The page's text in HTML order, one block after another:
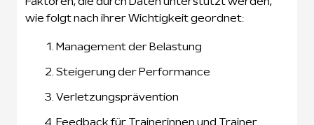
wie folgt nach ihrer Wichtigkeit geordnet:
Management der Belastung
Steigerung der Performance
Verletzungsprävention
Feedback für Trainerinnen und Trainer